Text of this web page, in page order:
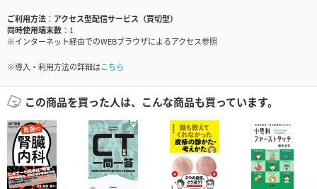
ご利用方法
アクセス型配信サービス（買切型）
同時使用端末数
1
※インターネット経由でのWEBブラウザによるアクセス参照
※導入・利用方法の詳細はこちら
この商品を買った人は、こんな商品も買っています。